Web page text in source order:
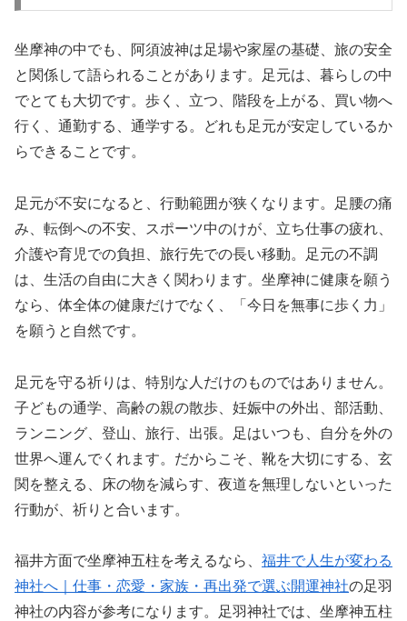
坐摩神の中でも、阿須波神は足場や家屋の基礎、旅の安全
と関係して語られることがあります。足元は、暮らしの中
でとても大切です。歩く、立つ、階段を上がる、買い物へ
行く、通勤する、通学する。どれも足元が安定しているか
らできることです。
足元が不安になると、行動範囲が狭くなります。足腰の痛
み、転倒への不安、スポーツ中のけが、立ち仕事の疲れ、
介護や育児での負担、旅行先での長い移動。足元の不調
は、生活の自由に大きく関わります。坐摩神に健康を願う
なら、体全体の健康だけでなく、「今日を無事に歩く力」
を願うと自然です。
足元を守る祈りは、特別な人だけのものではありません。
子どもの通学、高齢の親の散歩、妊娠中の外出、部活動、
ランニング、登山、旅行、出張。足はいつも、自分を外の
世界へ運んでくれます。だからこそ、靴を大切にする、玄
関を整える、床の物を減らす、夜道を無理しないといった
行動が、祈りと合います。
福井方面で坐摩神五柱を考えるなら、 福井で人生が変わる
神社へ｜仕事・恋愛・家族・再出発で選ぶ開運神社の足羽
神社の内容が参考になります。足羽神社では、坐摩神五柱